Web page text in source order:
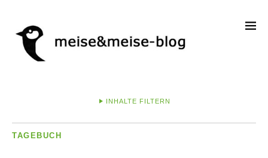
INHALTE FILTERN
TAGEBUCH